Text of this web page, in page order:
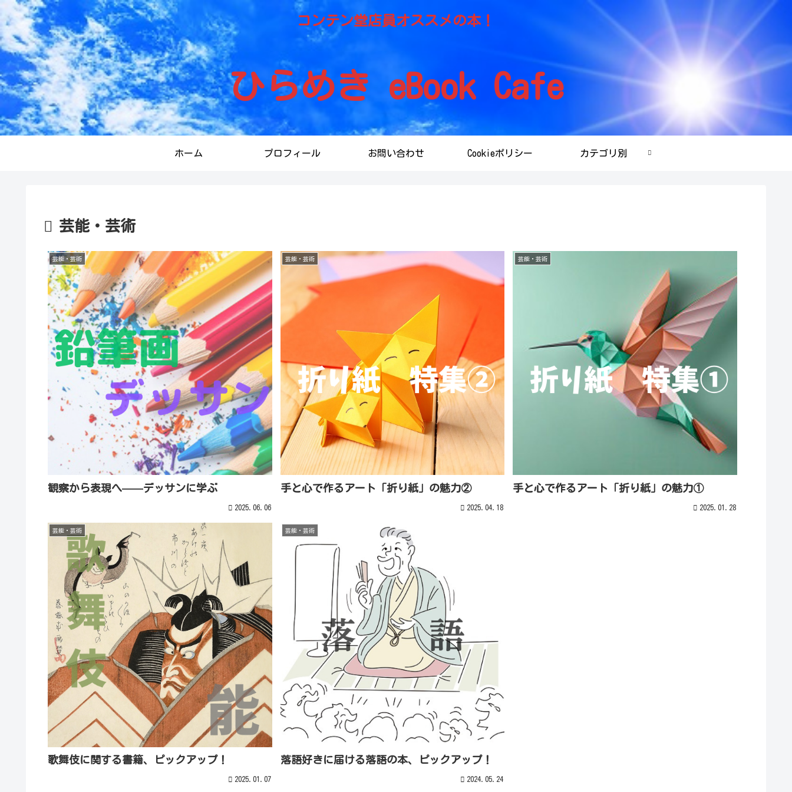
コンテン堂店員オススメの本！
ひらめき eBook Cafe
ホーム プロフィール お問い合わせ Cookieポリシー カテゴリ別
芸能・芸術
芸能・芸術
観察から表現へ——デッサンに学ぶ
2025.06.06
芸能・芸術
手と心で作るアート「折り紙」の魅力②
2025.04.18
芸能・芸術
手と心で作るアート「折り紙」の魅力①
2025.01.28
芸能・芸術
歌舞伎に関する書籍、ピックアップ！
2025.01.07
芸能・芸術
落語好きに届ける落語の本、ピックアップ！
2024.05.24